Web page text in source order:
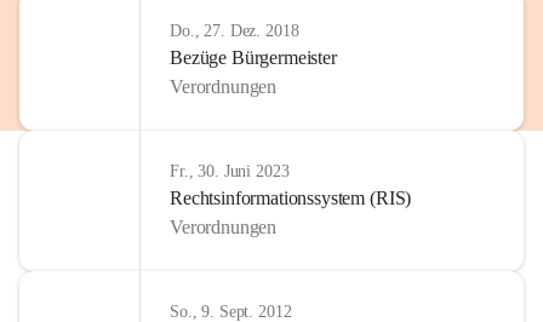
Do., 27. Dez. 2018
Bezüge Bürgermeister
Verordnungen
Fr., 30. Juni 2023
Rechtsinformationssystem (RIS)
Verordnungen
So., 9. Sept. 2012